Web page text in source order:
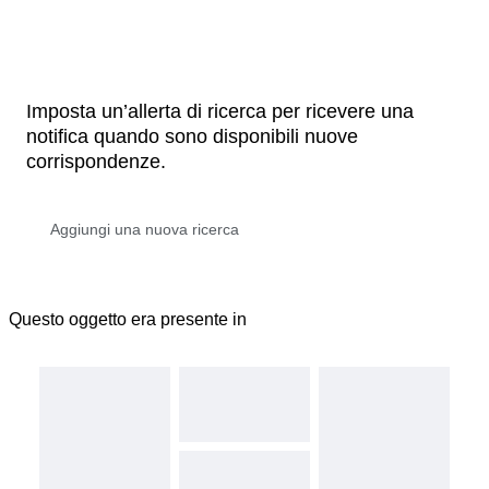
Imposta un’allerta di ricerca per ricevere una
notifica quando sono disponibili nuove
corrispondenze.
Questo oggetto era presente in